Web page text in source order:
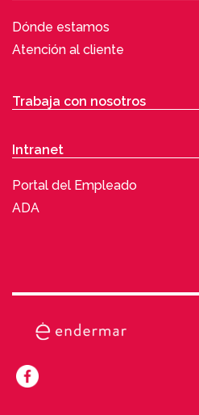
Dónde estamos
Atención al cliente
Trabaja con nosotros
Intranet
Portal del Empleado
ADA